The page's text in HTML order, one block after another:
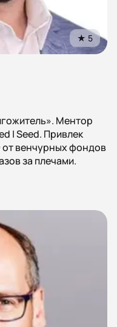
★ 5
Ментор
| Seed. Привлек
от венчурных фондов
за плечами.